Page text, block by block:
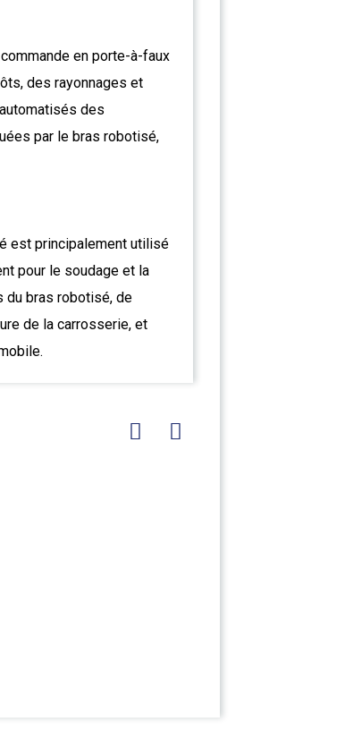
en porte-à-faux
des rayonnages et
des
par le bras robotisé,
est principalement utilisé
pour le soudage et la
du bras robotisé, de
de la carrosserie, et